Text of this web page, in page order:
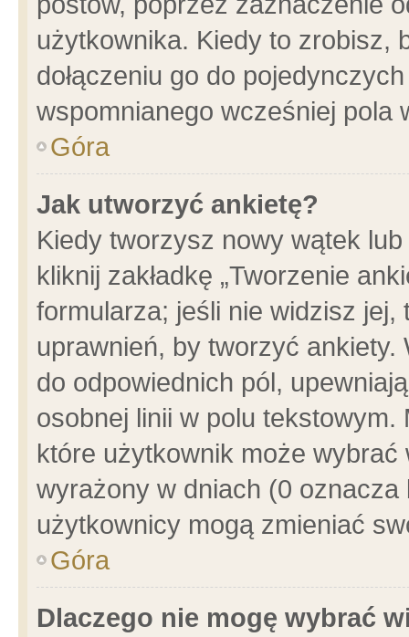
użytkownika. Kiedy to zrobisz,
dołączeniu go do
wspomnianego wcześniej pola
Góra
Jak utworzyć ankietę?
Kiedy tworzysz nowy wątek
kliknij zakładkę „Tworzenie
formularza; jeśli nie widzisz
uprawnień, by tworzyć ankiety.
do odpowiednich pól,
osobnej linii w polu
które użytkownik może
wyrażony w dniach (0
użytkownicy mogą zmieniać
Góra
Dlaczego nie mogę wybrać